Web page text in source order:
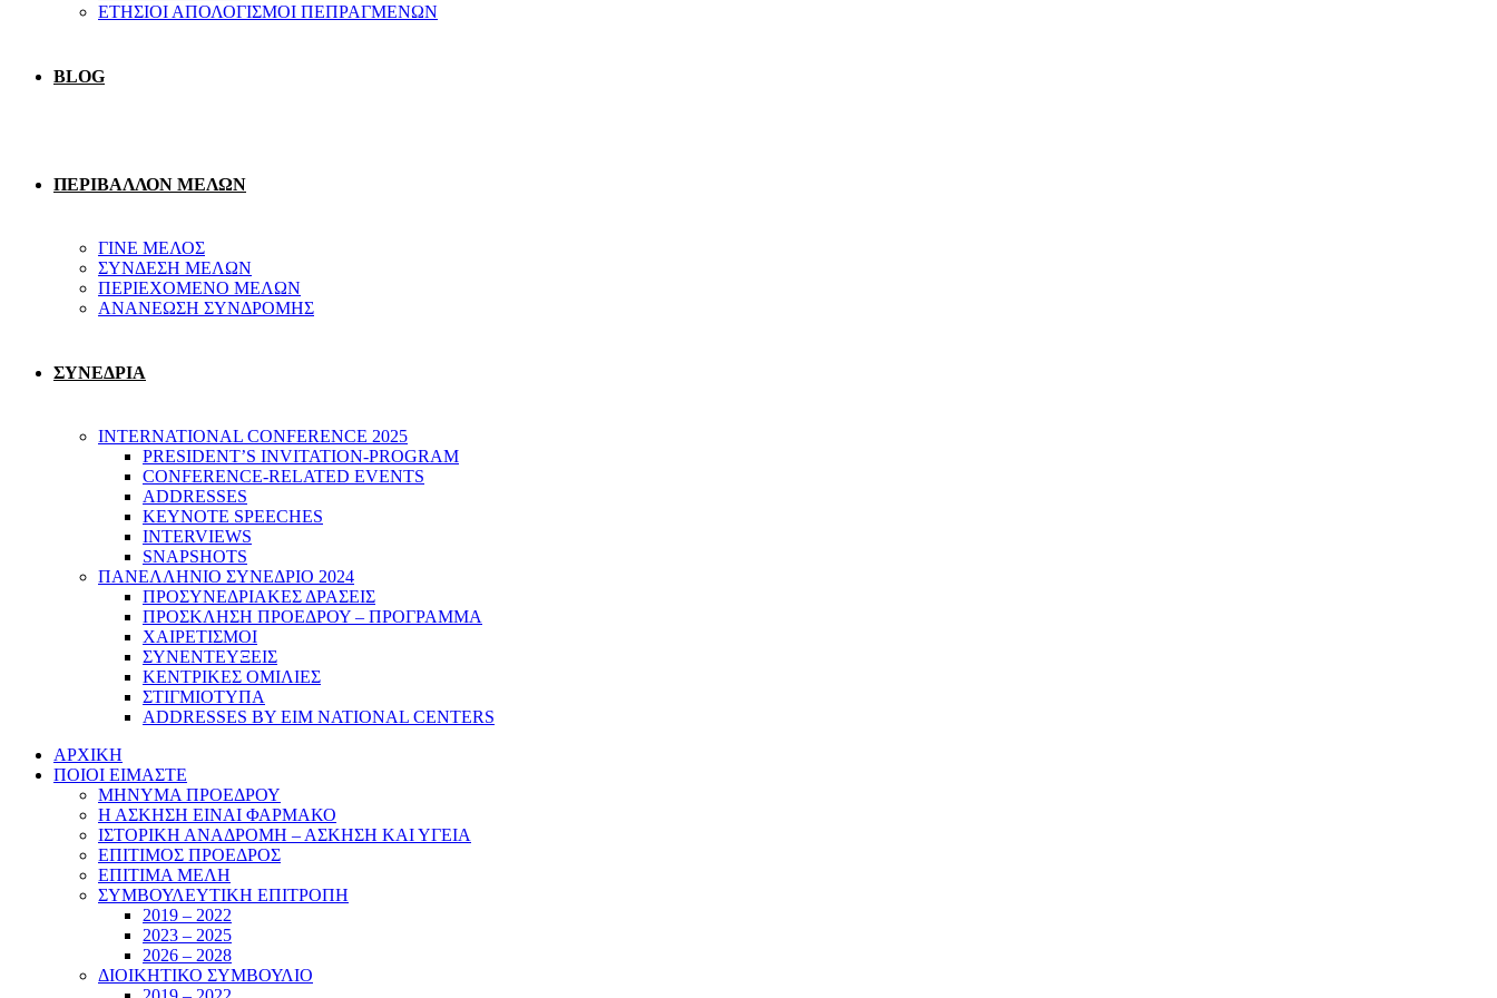
ΕΤΗΣΙΟΙ ΑΠΟΛΟΓΙΣΜΟΙ ΠΕΠΡΑΓΜΕΝΩΝ
BLOG
ΠΕΡΙΒΑΛΛΟΝ ΜΕΛΩΝ
ΓΙΝΕ ΜΕΛΟΣ
ΣΥΝΔΕΣΗ ΜΕΛΩΝ
ΠΕΡΙΕΧΟΜΕΝΟ ΜΕΛΩΝ
ΑΝΑΝΕΩΣΗ ΣΥΝΔΡΟΜΗΣ
ΣΥΝΕΔΡΙΑ
INTERNATIONAL CONFERENCE 2025
PRESIDENT’S INVITATION-PROGRAM
CONFERENCE-RELATED EVENTS
ADDRESSES
KEYNOTE SPEECHES
INTERVIEWS
SNAPSHOTS
ΠΑΝΕΛΛΗΝΙΟ ΣΥΝΕΔΡΙΟ 2024
ΠΡΟΣΥΝΕΔΡΙΑΚΕΣ ΔΡΑΣΕΙΣ
ΠΡΟΣΚΛΗΣΗ ΠΡΟΕΔΡΟΥ – ΠΡΟΓΡΑΜΜΑ
ΧΑΙΡΕΤΙΣΜΟΙ
ΣΥΝΕΝΤΕΥΞΕΙΣ
ΚΕΝΤΡΙΚΕΣ ΟΜΙΛΙΕΣ
ΣΤΙΓΜΙΟΤΥΠΑ
ADDRESSES BY EIM NATIONAL CENTERS
ΑΡΧΙΚΗ
ΠΟΙΟΙ ΕΙΜΑΣΤΕ
ΜΗΝΥΜΑ ΠΡΟΕΔΡΟΥ
Η ΑΣΚΗΣΗ ΕΙΝΑΙ ΦΑΡΜΑΚΟ
ΙΣΤΟΡΙΚΗ ΑΝΑΔΡΟΜΗ – ΑΣΚΗΣΗ ΚΑΙ ΥΓΕΙΑ
ΕΠΙΤΙΜΟΣ ΠΡΟΕΔΡΟΣ
ΕΠΙΤΙΜΑ ΜΕΛΗ
ΣΥΜΒΟΥΛΕΥΤΙΚΗ ΕΠΙΤΡΟΠΗ
2019 – 2022
2023 – 2025
2026 – 2028
ΔΙΟΙΚΗΤΙΚΟ ΣΥΜΒΟΥΛΙΟ